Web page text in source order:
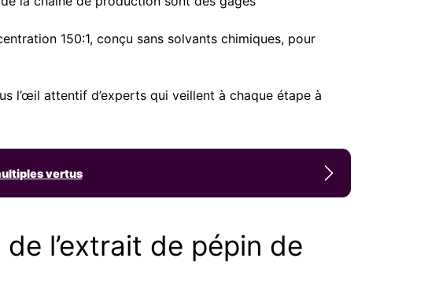
150:1, conçu sans solvants chimiques, pour
l’œil attentif d’experts qui veillent à chaque étape à
vertus
l’extrait de pépin de